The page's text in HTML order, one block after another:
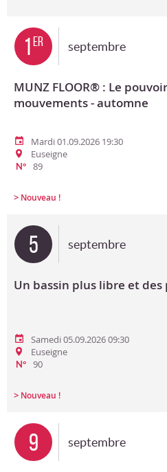
1er septembre
MUNZ FLOOR® : Le
mouvements - automne
Mardi 01.09.2026 19:30
Euseigne
N° 89
> Nouveau !
5 septembre
Un bassin plus libre et
Samedi 05.09.2026 09:30
Euseigne
N° 90
> Nouveau !
9 septembre